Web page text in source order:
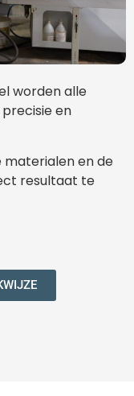
worden alle
en
materialen en de
resultaat te